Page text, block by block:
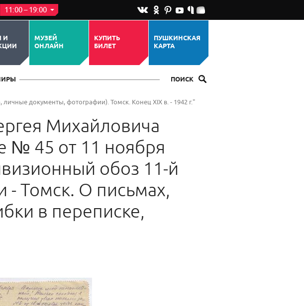
11:00 – 19:00
И
МУЗЕЙ
ОНЛАЙН
КУПИТЬ
БИЛЕТ
ПУШКИНСКАЯ
КАРТА
ПОИСК
документы, фотографии). Томск. Конец XIX в. - 1942 г."
Михайловича
№ 45 от 11 ноября
обоз 11-й
- Томск. О письмах,
в переписке,